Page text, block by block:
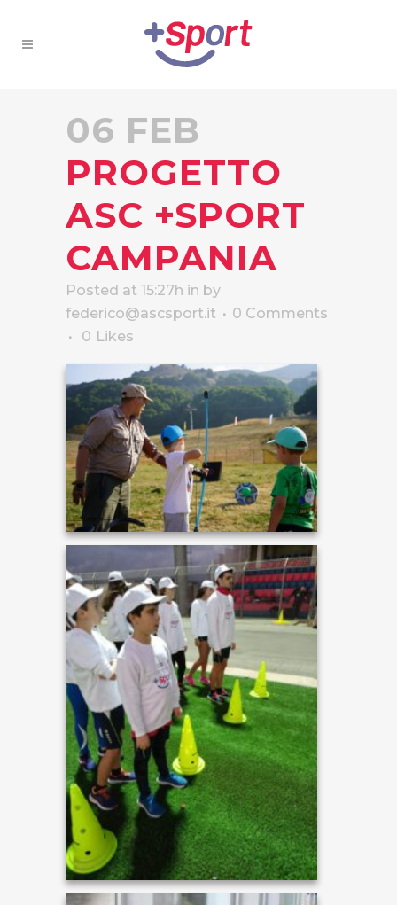
06 FEB
PROGETTO
ASC +SPORT
CAMPANIA
Posted at 15:27h in by
federico@ascsport.it
0 Comments
0 Likes